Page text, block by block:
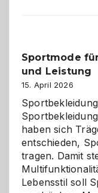
Sportmode
und Leistung
15. April 2026
haben sich
entschieden,
tragen. Damit
Lebensstil soll